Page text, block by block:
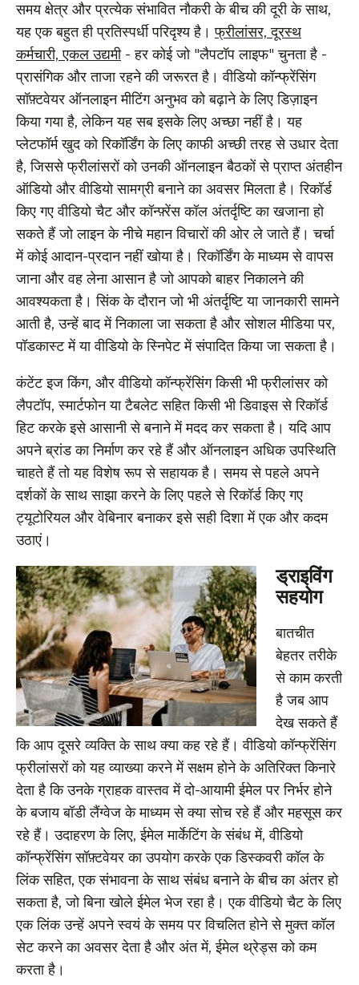
समय क्षेत्र और प्रत्येक संभावित नौकरी के बीच की दूरी के साथ,
यह एक बहुत ही प्रतिस्पर्धी परिदृश्य है।फ्रीलांसर, दूरस्थ
कर्मचारी, एकल उद्यमी- हर कोई जो "लैपटॉप लाइफ" चुनता है -
प्रासंगिक और ताजा रहने की जरूरत है। वीडियो कॉन्फ्रेंसिंग
सॉफ़्टवेयर ऑनलाइन मीटिंग अनुभव को बढ़ाने के लिए डिज़ाइन
किया गया है, लेकिन यह सब इसके लिए अच्छा नहीं है। यह
प्लेटफॉर्म खुद को रिकॉर्डिंग के लिए काफी अच्छी तरह से उधार देता
है, जिससे फ्रीलांसरों को उनकी ऑनलाइन बैठकों से प्राप्त अंतहीन
ऑडियो और वीडियो सामग्री बनाने का अवसर मिलता है। रिकॉर्ड
किए गए वीडियो चैट और कॉन्फ़्रेंस कॉल अंतर्दृष्टि का खजाना हो
सकते हैं जो लाइन के नीचे महान विचारों की ओर ले जाते हैं। चर्चा
में कोई आदान-प्रदान नहीं खोया है। रिकॉर्डिंग के माध्यम से वापस
जाना और वह लेना आसान है जो आपको बाहर निकालने की
आवश्यकता है। सिंक के दौरान जो भी अंतर्दृष्टि या जानकारी सामने
आती है, उन्हें बाद में निकाला जा सकता है और सोशल मीडिया पर,
पॉडकास्ट में या वीडियो के स्निपेट में संपादित किया जा सकता है।
कंटेंट इज किंग, और वीडियो कॉन्फ्रेंसिंग किसी भी फ्रीलांसर को
लैपटॉप, स्मार्टफोन या टैबलेट सहित किसी भी डिवाइस से रिकॉर्ड
हिट करके इसे आसानी से बनाने में मदद कर सकता है। यदि आप
अपने ब्रांड का निर्माण कर रहे हैं और ऑनलाइन अधिक उपस्थिति
चाहते हैं तो यह विशेष रूप से सहायक है। समय से पहले अपने
दर्शकों के साथ साझा करने के लिए पहले से रिकॉर्ड किए गए
ट्यूटोरियल और वेबिनार बनाकर इसे सही दिशा में एक और कदम
उठाएं।
ड्राइविंग
सहयोग
बातचीत
बेहतर तरीके
से काम करती
है जब आप
देख सकते हैं
कि आप दूसरे व्यक्ति के साथ क्या कह रहे हैं। वीडियो कॉन्फ्रेंसिंग
फ्रीलांसरों को यह व्याख्या करने में सक्षम होने के अतिरिक्त किनारे
देता है कि उनके ग्राहक वास्तव में दो-आयामी ईमेल पर निर्भर होने
के बजाय बॉडी लैंग्वेज के माध्यम से क्या सोच रहे हैं और महसूस कर
रहे हैं। उदाहरण के लिए, ईमेल मार्केटिंग के संबंध में, वीडियो
कॉन्फ्रेंसिंग सॉफ़्टवेयर का उपयोग करके एक डिस्कवरी कॉल के
लिंक सहित, एक संभावना के साथ संबंध बनाने के बीच का अंतर हो
सकता है, जो बिना खोले ईमेल भेज रहा है। एक वीडियो चैट के लिए
एक लिंक उन्हें अपने स्वयं के समय पर विचलित होने से मुक्त कॉल
सेट करने का अवसर देता है और अंत में, ईमेल थ्रेड्स को कम
करता है।